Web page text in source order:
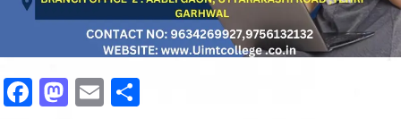
Facebook
Mastodon
Email